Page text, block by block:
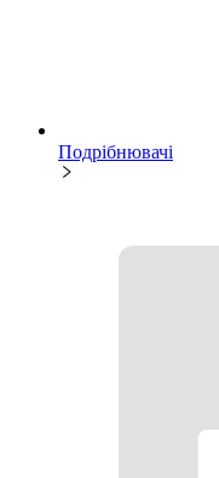
Подрібнювачі